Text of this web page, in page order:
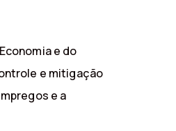
e do
e mitigação
e a